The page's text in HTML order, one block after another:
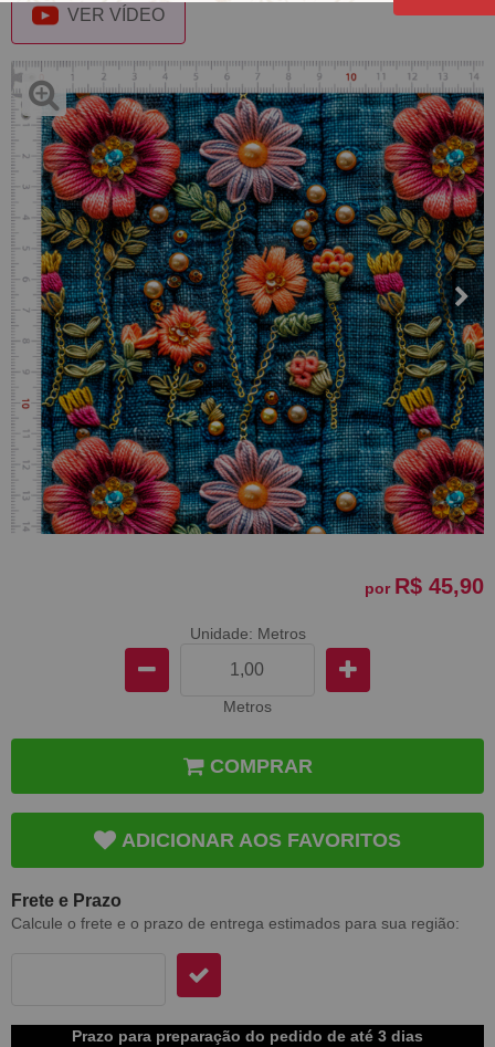
VER VÍDEO
por R$ 45,90
Unidade: Metros
Metros
COMPRAR
ADICIONAR AOS FAVORITOS
Frete e Prazo
Calcule o frete e o prazo de entrega estimados para sua região:
Prazo para preparação do pedido de até 3 dias